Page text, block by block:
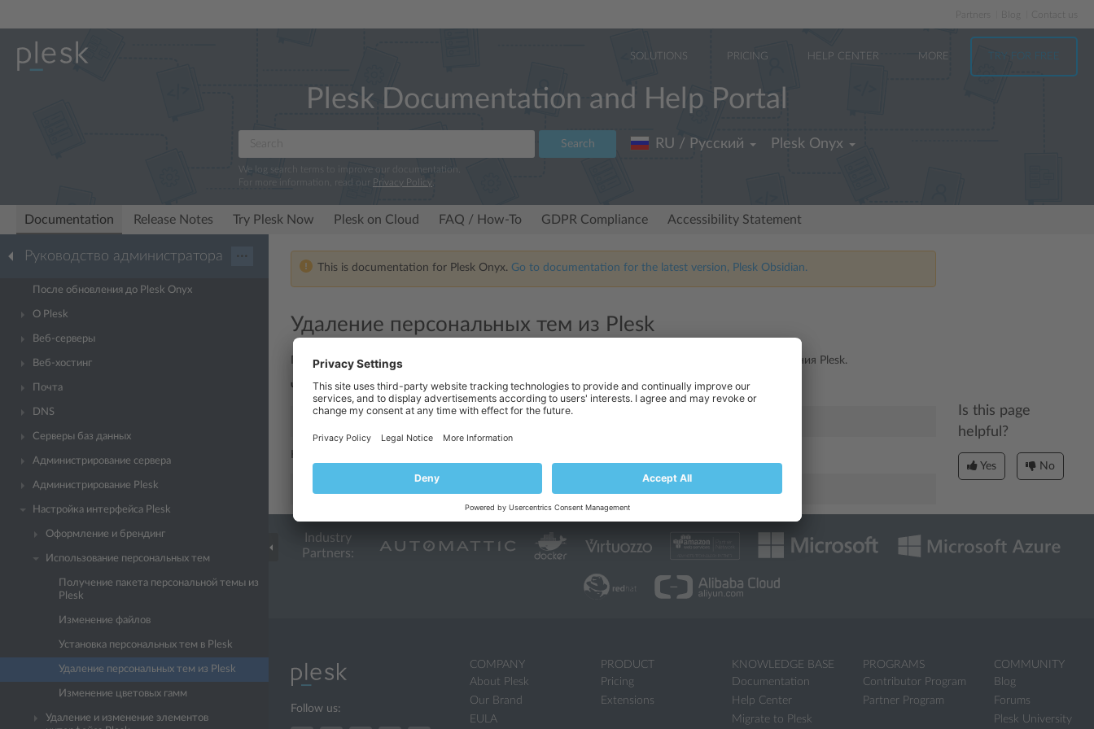
Partners
SOLUTIONS PRICING HELP CENTER MORE TRY FOR FREE
Plesk Documentation and Help Portal
Search
We log search terms to improve our documentation.
For more information, read our Privacy Policy
RU / Русский Plesk Onyx
Documentation Release Notes Try Plesk Now Plesk on Cloud FAQ / How-To GDPR Compliance Accessibility Statement
Руководство администратора ···
После обновления до Plesk Onyx
О Plesk
Веб-серверы
Веб-хостинг
Почта
DNS
Серверы баз данных
Администрирование сервера
Администрирование Plesk
Настройка интерфейса Plesk
Оформление и брендинг
Использование персональных тем
Получение пакета персональной темы из
Plesk
Изменение файлов
Установка персональных тем в Plesk
Удаление персональных тем из Plesk
Изменение цветовых гамм
Удаление и изменение элементов
This is documentation for Plesk Onyx. Go to documentation for the latest version, Plesk Obsidian.
Удаление персональных тем из Plesk
После удаления персональных тем из Plesk восстанавливаются стандартные стили и изображения Plesk.
Чтобы удалить персональную тему, выполните следующую команду:
plesk bin branding_theme -u -name green
Is this page
helpful?
Yes No
Industry
Partners:
Follow us:
COMPANY
About Plesk
Our Brand
EULA
PRODUCT
Pricing
Extensions
KNOWLEDGE BASE
Documentation
Help Center
Migrate to Plesk
PROGRAMS
Contributor Program
Partner Program
COMMUNITY
Blog
Forums
Plesk University